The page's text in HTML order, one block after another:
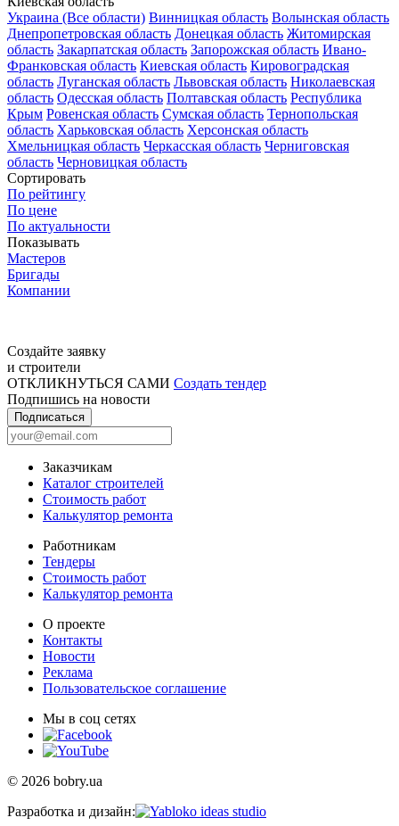
Украина (Все области) Винницкая область Волынская область
Днепропетровская область Донецкая область Житомирская
область Закарпатская область Запорожская область Ивано-
Франковская область Киевская область Кировоградская
область Луганская область Львовская область Николаевская
область Одесская область Полтавская область Республика
Крым Ровенская область Сумская область Тернопольская
область Харьковская область Херсонская область
Хмельницкая область Черкасская область Черниговская
область Черновицкая область
Сортировать
По рейтингу
По цене
По актуальности
Показывать
Мастеров
Бригады
Компании
Создайте заявку
и строители
ОТКЛИКНУТЬСЯ САМИ Создать тендер
Подпишись на новости
Подписаться
Заказчикам
Каталог строителей
Стоимость работ
Калькулятор ремонта
Работникам
Тендеры
Стоимость работ
Калькулятор ремонта
О проекте
Контакты
Новости
Реклама
Пользовательское соглашение
Мы в соц сетях
© 2026 bobry.ua
Разработка и дизайн: